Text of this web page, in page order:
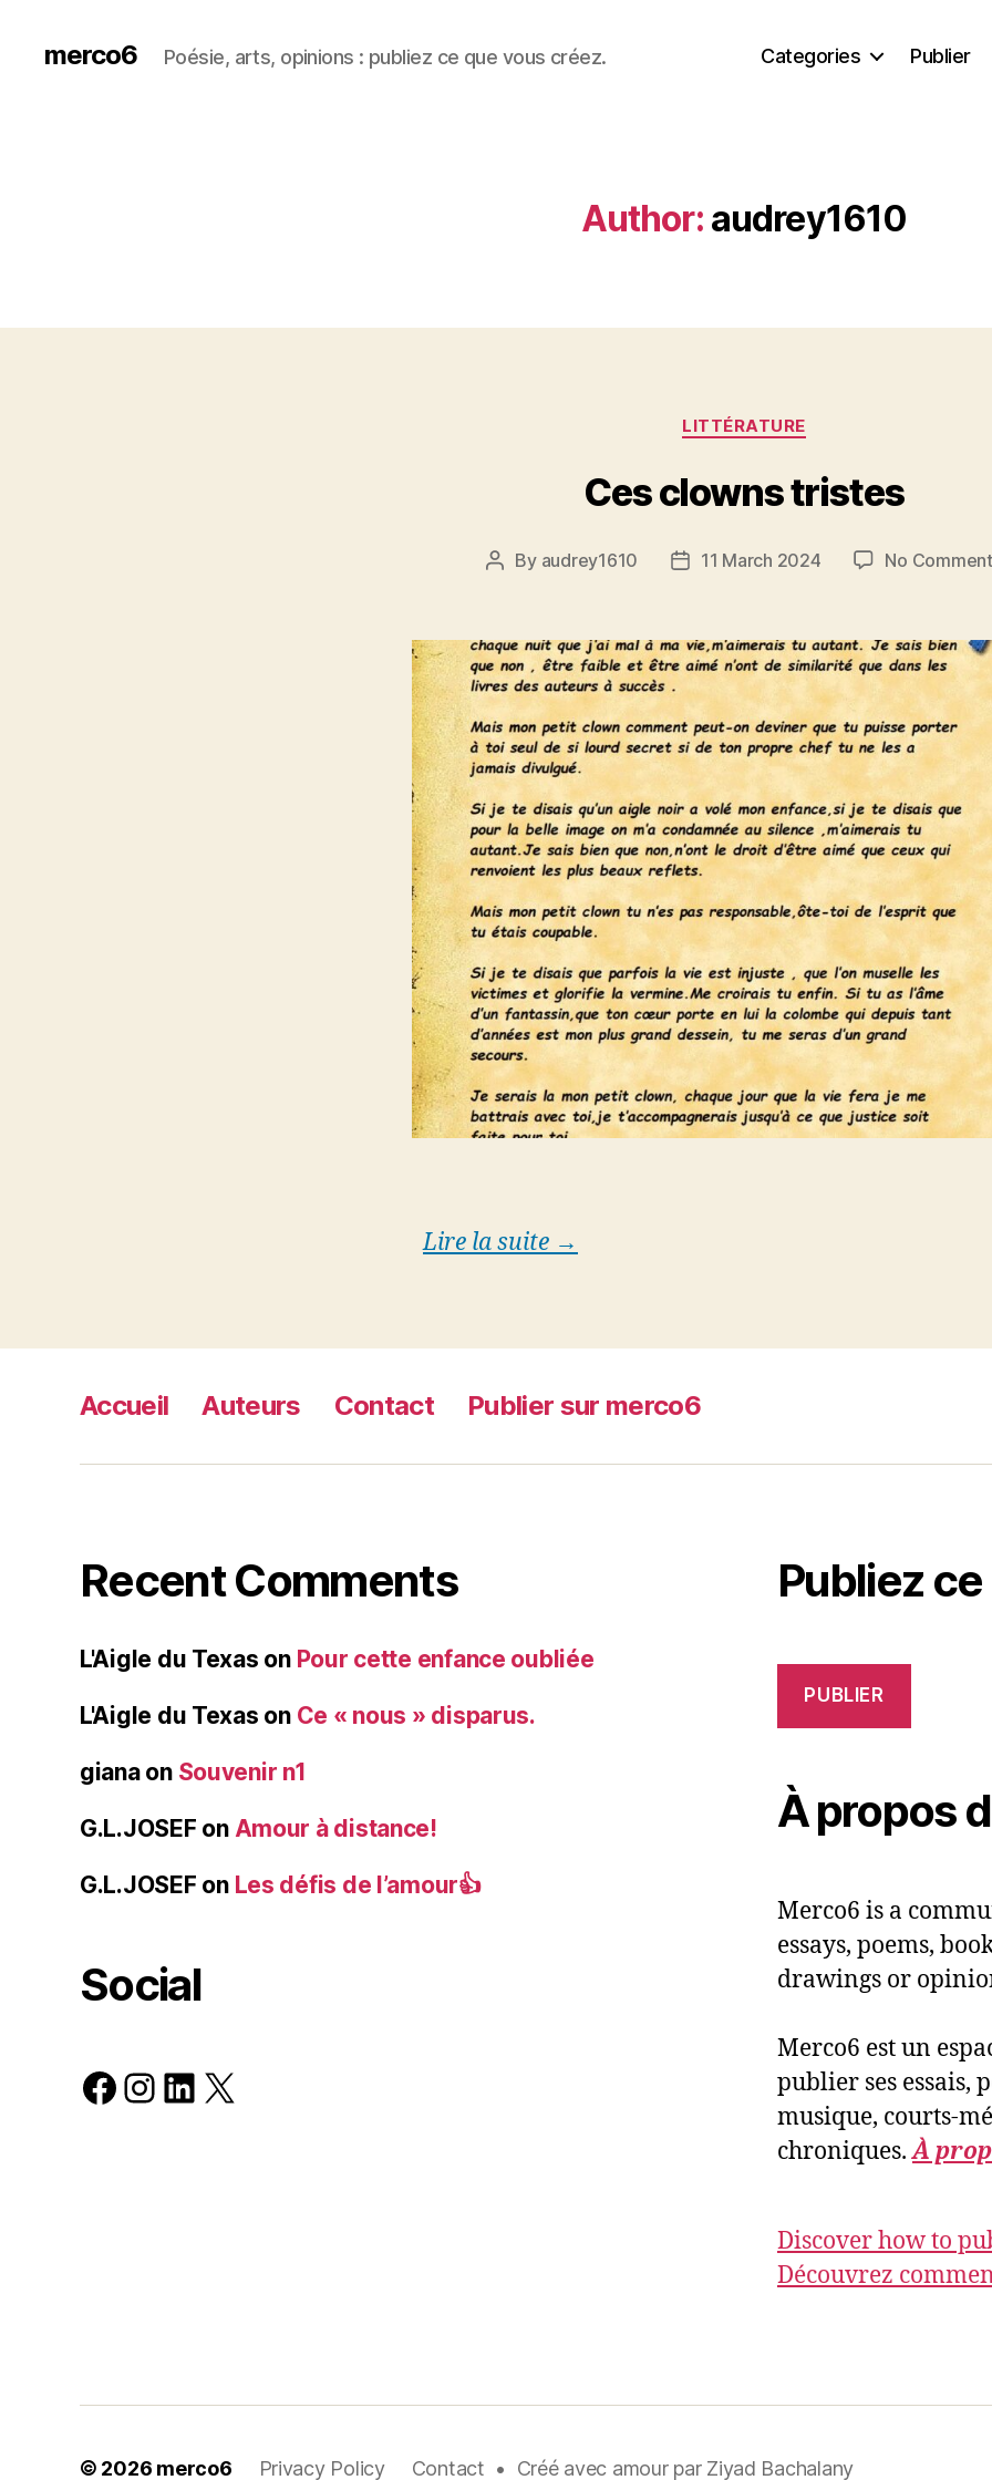
merco6 Poésie, arts, opinions : publiez ce que vous créez. Categories Publier
Author: audrey1610
Categories
LITTÉRATURE
Ces clowns tristes
Post
By audrey1610
Post11 March 2024 No
Lire la suite →
Accueil Auteurs Contact Publier sur merco6
Recent Comments
L'Aigle du Texas on Pour cette enfance oubliée
L'Aigle du Texas on Ce « nous » disparus.
gianaon Souvenir n1
G.L.JOSEF on Amour à distance!
G.L.JOSEF on Les défis de l’amour👍
Social
Facebook
Instagram
LinkedIn
X
Publiez
PUBLIER
À propos
Merco6 is a
essays, poems,
drawings or
Merco6 est un
publier ses essais,
musique, courts-
chroniques.À
Discover how to
Découvrez
© 2026 merco6 Privacy Policy Contact • Créé avec amour par Ziyad Bachalany